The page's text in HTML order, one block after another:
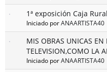
1ª exposición Caja
Iniciado porANAARTISTA40
MIS OBRAS UNICAS
TELEVISION,COMO LA
Iniciado porANAARTISTA40